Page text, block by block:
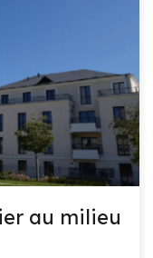
au milieu